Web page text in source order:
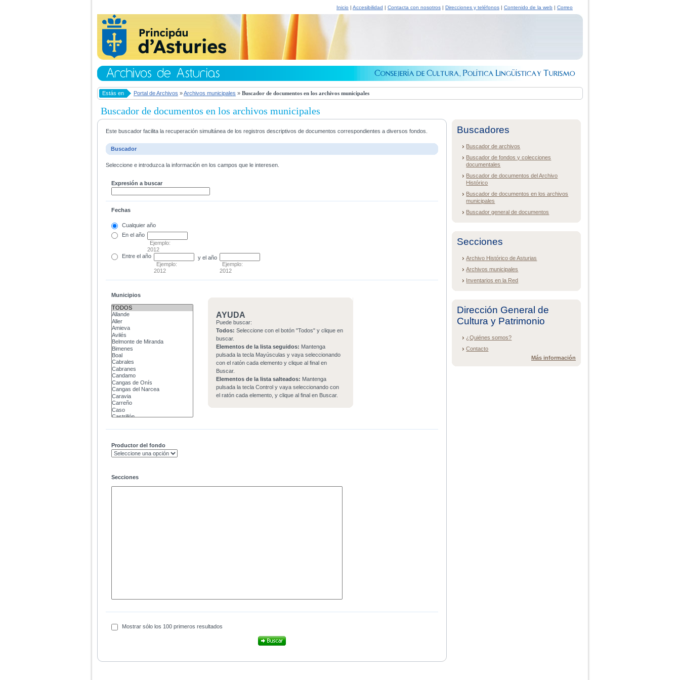
Inicio | Accesibilidad | Contacta con nosotros | Direcciones y teléfonos | Contenido de la web | Correo
Estás en Portal de Archivos »Archivos municipales » Buscador de documentos en los archivos municipales
Buscador de documentos en los archivos municipales
Este buscador facilita la recuperación simultánea de los registros descriptivos de documentos correspondientes a diversos fondos.
Buscador
Seleccione e introduzca la información en los campos que le interesen.
Expresión a buscar
Fechas
Cualquier año
En el año
Ejemplo:
2012
Entre el año
Ejemplo:
2012
y el año
Ejemplo:
2012
Municipios
AYUDA
Puede buscar:
Todos: Seleccione con el botón "Todos" y clique en
buscar.
Elementos de la lista seguidos: Mantenga
pulsada la tecla Mayúsculas y vaya seleccionando
con el ratón cada elemento y clique al final en
Buscar.
Elementos de la lista salteados: Mantenga
pulsada la tecla Control y vaya seleccionando con
el ratón cada elemento, y clique al final en Buscar.
Productor del fondo
Secciones
Mostrar sólo los 100 primeros resultados
Buscadores
Buscador de archivos
Buscador de fondos y colecciones
documentales
Buscador de documentos del Archivo
Histórico
Buscador de documentos en los archivos
municipales
Buscador general de documentos
Secciones
Archivo Histórico de Asturias
Archivos municipales
Inventarios en la Red
Dirección General de
Cultura y Patrimonio
¿Quiénes somos?
Contacto
Más información